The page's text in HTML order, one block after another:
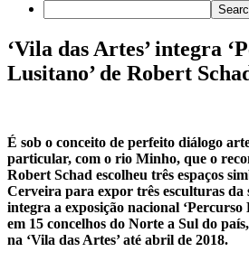
‘Vila das Artes’ integra
Lusitano’ de Robert
É sob o conceito de perfeito diálogo
particular, com o rio Minho, que o
Robert Schad escolheu três espaços
Cerveira para expor três esculturas
integra a exposição nacional ‘Percurso
em 15 concelhos do Norte a Sul do
na ‘Vila das Artes’ até abril de 2018.